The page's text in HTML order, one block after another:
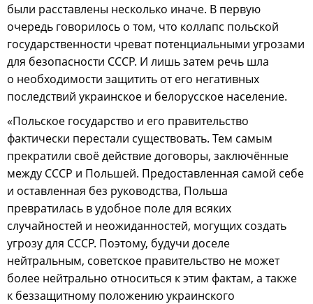
были расставлены несколько иначе. В первую
очередь говорилось о том, что коллапс польской
государственности чреват потенциальными угрозами
для безопасности СССР. И лишь затем речь шла
о необходимости защитить от его негативных
последствий украинское и белорусское население.
«Польское государство и его правительство
фактически перестали существовать. Тем самым
прекратили своё действие договоры, заключённые
между СССР и Польшей. Предоставленная самой себе
и оставленная без руководства, Польша
превратилась в удобное поле для всяких
случайностей и неожиданностей, могущих создать
угрозу для СССР. Поэтому, будучи доселе
нейтральным, советское правительство не может
более нейтрально относиться к этим фактам, а также
к беззащитному положению украинского